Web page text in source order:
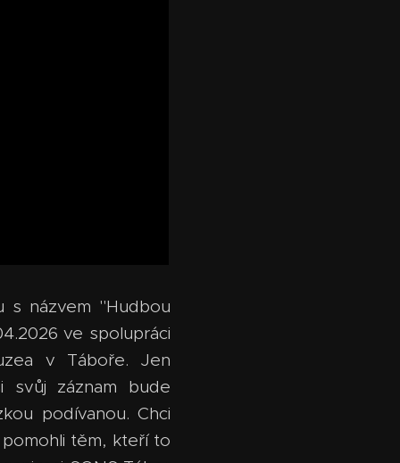
s názvem "Hudbou
ve spolupráci
v Táboře. Jen
svůj záznam bude
podívanou. Chci
těm, kteří to